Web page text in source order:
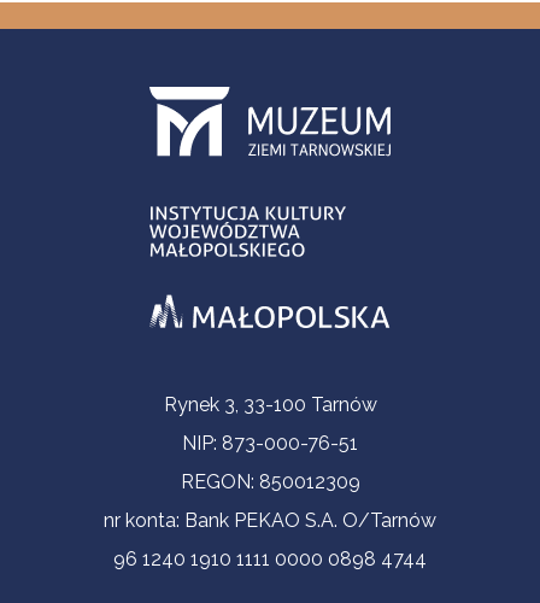
Informacje kontaktoweRynek 3, 33-100 Tarnów
NIP: 873-000-76-51
REGON: 850012309
nr konta: Bank PEKAO S.A. O/Tarnów
96 1240 1910 1111 0000 0898 4744